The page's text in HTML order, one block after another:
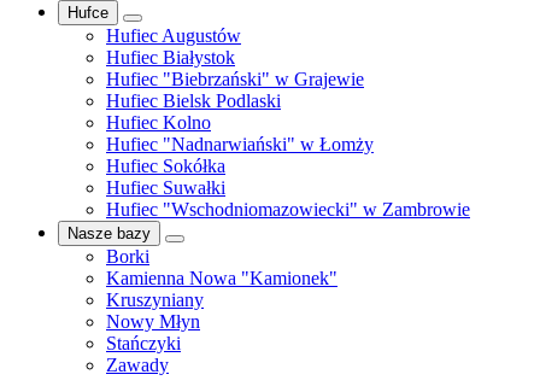
Hufce
Hufiec Augustów
Hufiec Białystok
Hufiec "Biebrzański" w Grajewie
Hufiec Bielsk Podlaski
Hufiec Kolno
Hufiec "Nadnarwiański" w Łomży
Hufiec Sokółka
Hufiec Suwałki
Hufiec "Wschodniomazowiecki" w Zambrowie
Nasze bazy
Borki
Kamienna Nowa "Kamionek"
Kruszyniany
Nowy Młyn
Stańczyki
Zawady